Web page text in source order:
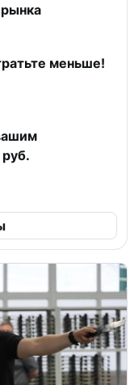
меньше!